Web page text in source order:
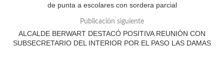
de punta a escolares con sordera parcial
Publicación siguiente
ALCALDE BERWART DESTACÓ POSITIVA REUNIÓN CON
SUBSECRETARIO DEL INTERIOR POR EL PASO LAS DAMAS